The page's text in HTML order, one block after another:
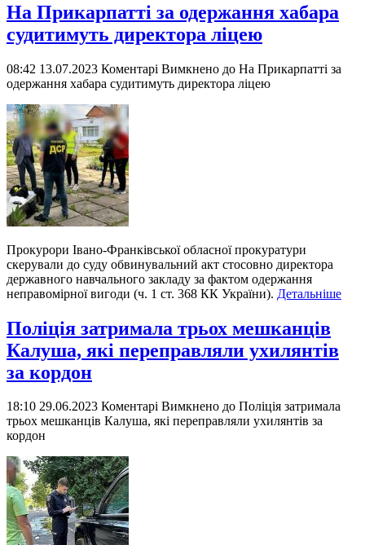
На Прикарпатті за одержання хабара
судитимуть директора ліцею
08:42 13.07.2023 Коментарі Вимкнено до На Прикарпатті за
одержання хабара судитимуть директора ліцею
Прокурори Івано-Франківської обласної прокуратури
скерували до суду обвинувальний акт стосовно директора
державного навчального закладу за фактом одержання
неправомірної вигоди (ч. 1 ст. 368 КК України). Детальніше
Поліція затримала трьох мешканців
Калуша, які переправляли ухилянтів
за кордон
18:10 29.06.2023 Коментарі Вимкнено до Поліція затримала
трьох мешканців Калуша, які переправляли ухилянтів за
кордон